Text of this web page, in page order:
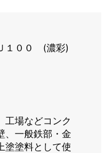
１００ (濃彩)
工場などコンク
、一般鉄部・金
塗塗料として使